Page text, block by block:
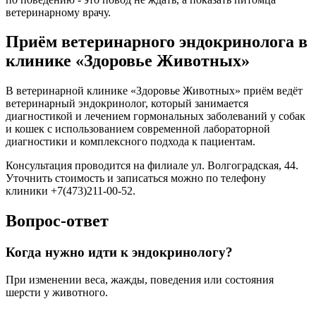
ветеринарному врачу.
Приём ветеринарного эндокринолога в
клинике «Здоровье Животных»
В ветеринарной клинике «Здоровье Животных» приём ведёт
ветеринарный эндокринолог, который занимается
диагностикой и лечением гормональных заболеваний у собак
и кошек с использованием современной лабораторной
диагностики и комплексного подхода к пациентам.
Консультация проводится на филиале ул. Волгоградская, 44.
Уточнить стоимость и записаться можно по телефону
клиники +7(473)211-00-52.
Вопрос-ответ
Когда нужно идти к эндокринологу?
При изменении веса, жажды, поведения или состояния
шерсти у животного.